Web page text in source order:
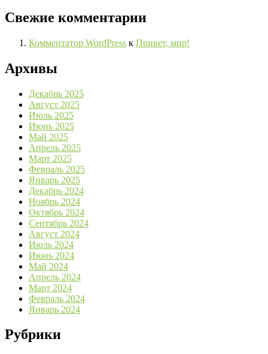
Свежие комментарии
Комментатор WordPress к Привет, мир!
Архивы
Декабрь 2025
Август 2025
Июль 2025
Июнь 2025
Май 2025
Апрель 2025
Март 2025
Февраль 2025
Январь 2025
Декабрь 2024
Ноябрь 2024
Октябрь 2024
Сентябрь 2024
Август 2024
Июль 2024
Июнь 2024
Май 2024
Апрель 2024
Март 2024
Февраль 2024
Январь 2024
Рубрики